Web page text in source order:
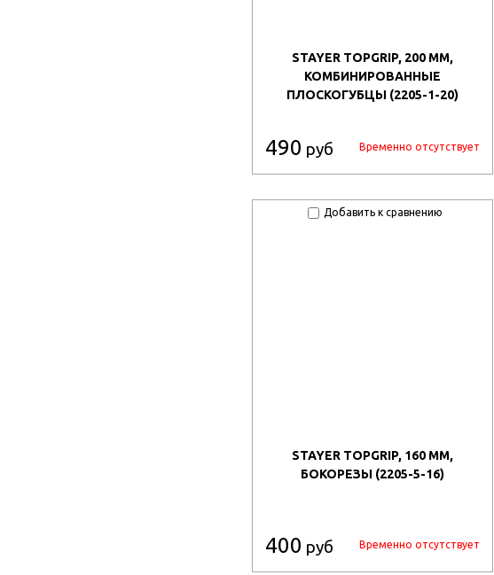
STAYER TOPGRIP, 200 ММ,
КОМБИНИРОВАННЫЕ
ПЛОСКОГУБЦЫ (2205-1-20)
490 руб Временно отсутствует
Добавить к сравнению
STAYER TOPGRIP, 160 ММ,
БОКОРЕЗЫ (2205-5-16)
400 руб Временно отсутствует